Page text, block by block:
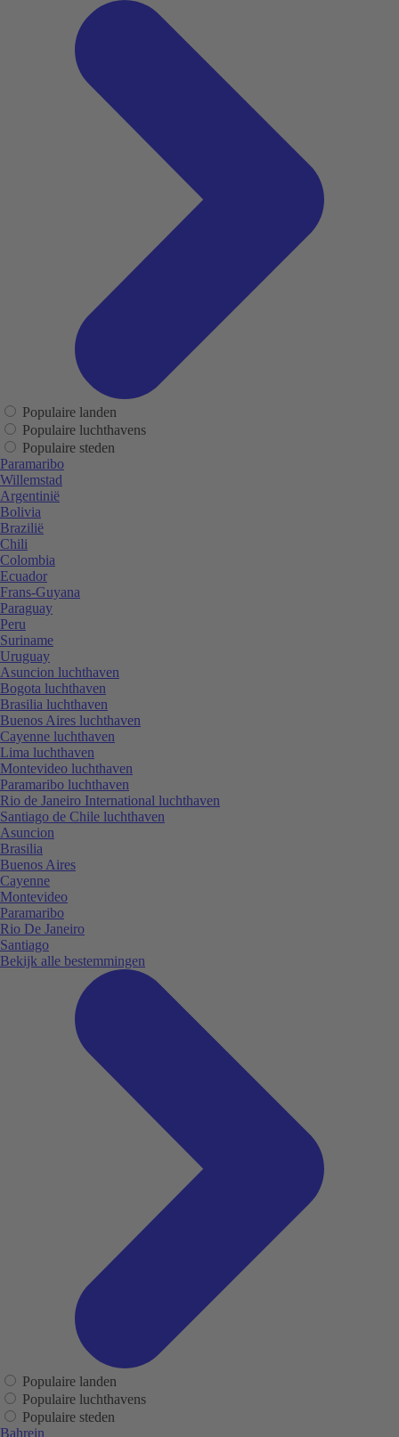
Populaire landen
Populaire luchthavens
Populaire steden
Paramaribo
Willemstad
Argentinië
Bolivia
Brazilië
Chili
Colombia
Ecuador
Frans-Guyana
Paraguay
Peru
Suriname
Uruguay
Asuncion luchthaven
Bogota luchthaven
Brasilia luchthaven
Buenos Aires luchthaven
Cayenne luchthaven
Lima luchthaven
Montevideo luchthaven
Paramaribo luchthaven
Rio de Janeiro International luchthaven
Santiago de Chile luchthaven
Asuncion
Brasilia
Buenos Aires
Cayenne
Montevideo
Paramaribo
Rio De Janeiro
Santiago
Bekijk alle bestemmingen
Populaire landen
Populaire luchthavens
Populaire steden
Bahrein